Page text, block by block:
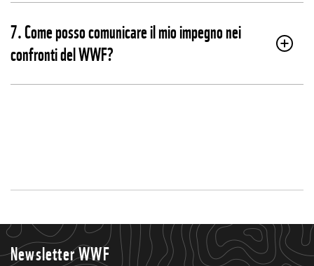
7. Come posso comunicare il mio impegno nei
confronti del WWF?
Newsletter WWF